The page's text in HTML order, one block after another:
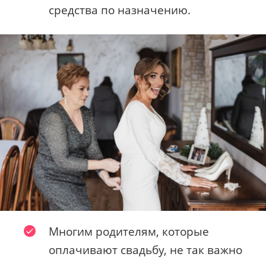
средства по назначению.
Многим родителям, которые
оплачивают свадьбу, не так важно